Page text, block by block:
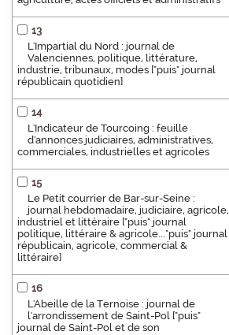
13
L'Impartial du Nord : journal de
Valenciennes, politique, littérature,
industrie, tribunaux, modes ["puis" journal
républicain quotidien]
14
L'Indicateur de Tourcoing : feuille
d'annonces judiciaires, administratives,
commerciales, industrielles et agricoles
15
Le Petit courrier de Bar-sur-Seine :
journal hebdomadaire, judiciaire, agricole,
industriel et littéraire ["puis" journal
politique, littéraire & agricole..."puis" journal
républicain, agricole, commercial &
littéraire]
16
L'Abeille de la Ternoise : journal de
l'arrondissement de Saint-Pol ["puis"
journal de Saint-Pol et de son